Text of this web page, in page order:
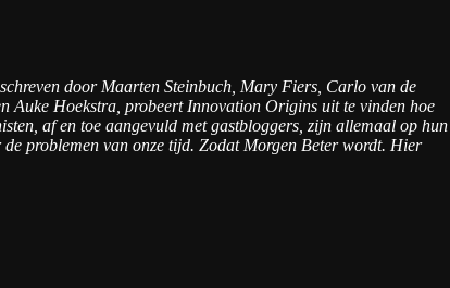
door Maarten Steinbuch, Mary Fiers, Carlo van de
Auke Hoekstra, probeert Innovation Origins uit te vinden hoe
af en toe aangevuld met gastbloggers, zijn allemaal op hun
problemen van onze tijd. Zodat Morgen Beter wordt. Hier